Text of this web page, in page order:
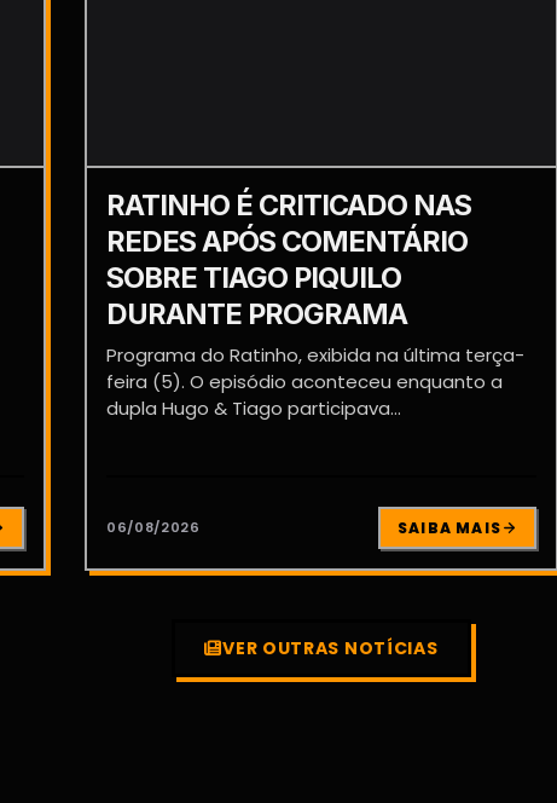
RATINHO É CRITICADO NAS
REDES APÓS COMENTÁRIO
SOBRE TIAGO PIQUILO
DURANTE PROGRAMA
Programa do Ratinho, exibida na última terça-
feira (5). O episódio aconteceu enquanto a
dupla Hugo & Tiago participava...
06/08/2026 SAIBA MAIS
VER OUTRAS NOTÍCIAS